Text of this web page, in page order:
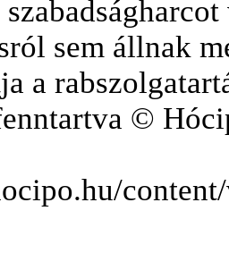
sem állnak
a
©